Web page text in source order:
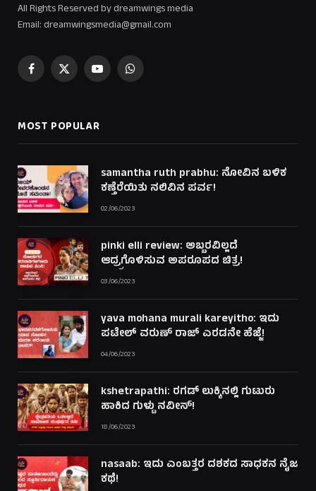
All Rights Reserved by dreamwings media
Email: dreamwingsmedia@gmail.com
Facebook
X
YouTubeWhatsApp
MOST POPULAR
samantha ruth prabhu: ನೋವಿನ ಬಳಿಕ
ಕಣ್ತೆರೆಯಿತು ನಲಿವಿನ ಪರ್ವ!
02/06/2023
pinki elli review: ಅಬ್ಬರವಿಲ್ಲದೆ
ಆದ್ರ್ರಗೊಳಿಸುವ ಅಪರೂಪದ ಚಿತ್ರ!
03/06/2023
yava mohana murali kareyitho: ಇದು
ಪಟೇಲ್ ವರುಣ್ ರಾಜ್ ಎರಡನೇ ಹೆಜ್ಜೆ!
04/06/2023
kshetrapathi: ರಗಡ್ ಲುಕ್ಕಿನಲ್ಲಿ ಗುಟುರು
ಹಾಕಿದ ಗುಳ್ಟು ನವೀನ್!
18/06/2023
nasaab: ಇದು ಎಂಬತ್ತರ ದಶಕದ ಸಾಧಕನ ನೈಜ
ಕಥೆ!